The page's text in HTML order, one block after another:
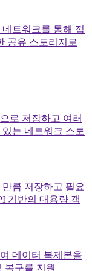
트워크를 통해 접
공유 스토리지로
로 저장하고 여러
는 네트워크 스토
큼 저장하고 필요
기반의 대용량 객
데이터 복제본을
복구를 지원